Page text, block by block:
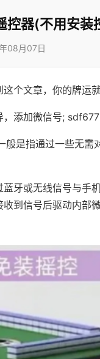
控器(不用安装
08月07日
个文章，你的牌运就
添加微信号;
是指通过一些无需
牙或无线信号与手
到信号后驱动内部